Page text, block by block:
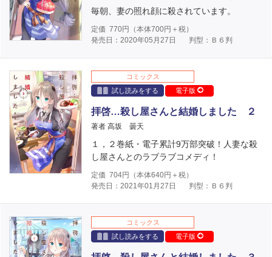
毎朝、妻の照れ顔に殺されています。
定価 770円（本体700円＋税）
発売日：2020年05月27日
判型：Ｂ６判
コミックス
試し読みをする
電子版
拝啓…殺し屋さんと結婚しました ２
著者 高坂 曇天
１，２巻紙・電子累計9万部突破！人妻な殺
し屋さんとのラブラブコメディ！
定価 704円（本体640円＋税）
発売日：2021年01月27日
判型：Ｂ６判
コミックス
試し読みをする
電子版